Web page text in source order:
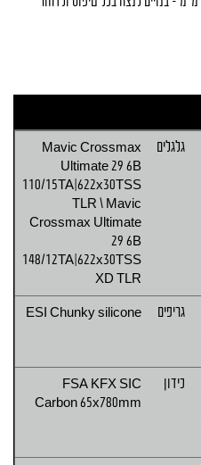
גלגלים
Mavic Crossmax
Ultimate 29 6B
110/15TA|622x30TSS
TLR \ Mavic
Crossmax Ultimate
29 6B
148/12TA|622x30TSS
XD TLR
גריפים ESI Chunky silicone
כידון
FSA KFX SIC
Carbon 65x780mm